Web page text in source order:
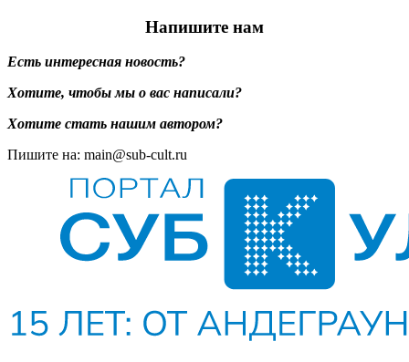
Напишите нам
Есть интересная новость?
Хотите, чтобы мы о вас написали?
Хотите стать нашим автором?
Пишите на: main@sub-cult.ru